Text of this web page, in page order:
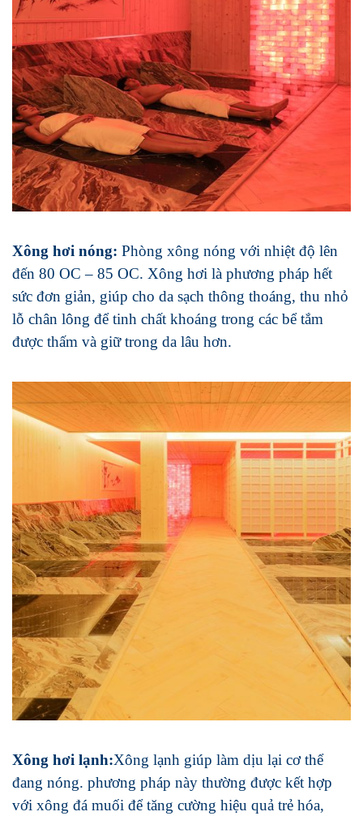
Xông hơi nóng: Phòng xông nóng với nhiệt độ lên
đến 80 OC – 85 OC. Xông hơi là phương pháp hết
sức đơn giản, giúp cho da sạch thông thoáng, thu nhỏ
lỗ chân lông để tinh chất khoáng trong các bể tắm
được thấm và giữ trong da lâu hơn.
Xông hơi lạnh:Xông lạnh giúp làm dịu lại cơ thể
đang nóng. phương pháp này thường được kết hợp
với xông đá muối để tăng cường hiệu quả trẻ hóa,